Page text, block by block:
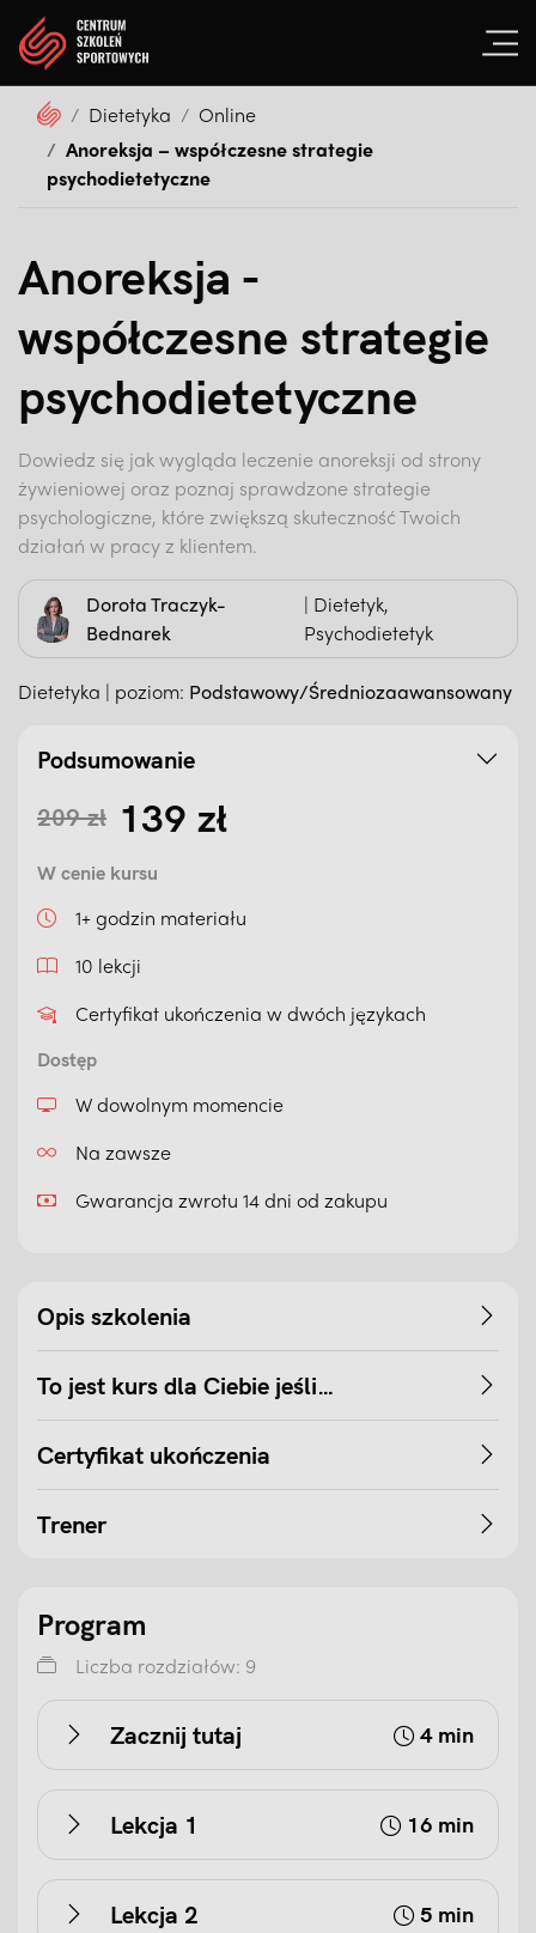
Dietetyka
Online
Anoreksja – współczesne strategie
psychodietetyczne
Anoreksja -
współczesne strategie
psychodietetyczne
Dowiedz się jak wygląda leczenie anoreksji od strony
żywieniowej oraz poznaj sprawdzone strategie
psychologiczne, które zwiększą skuteczność Twoich
działań w pracy z klientem.
Dorota Traczyk-
Bednarek
| Dietetyk,
Psychodietetyk
Dietetyka | poziom: Podstawowy/Średniozaawansowany
Podsumowanie
209zł
Pierwotna cena wynosiła:
139 zł
Aktualna cena wynosi: 139
W cenie kursu
1+ godzin materiału
10 lekcji
Certyfikat ukończenia w dwóch językach
Dostęp
W dowolnym momencie
Na zawsze
Gwarancja zwrotu 14 dni od zakupu
Opis szkolenia
To jest kurs dla Ciebie jeśli…
Certyfikat ukończenia
Trener
Program
Liczba rozdziałów: 9
Zacznij tutaj 4 min
Lekcja 1 16 min
Lekcja 2 5 min